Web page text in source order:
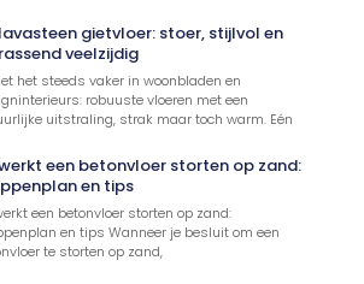
gietvloer: stoer, stijlvol en
veelzijdig
het steeds vaker in woonbladen en
robuuste vloeren met een
uitstraling, strak maar toch warm. Eén
een betonvloer storten op zand:
en tips
een betonvloer storten op zand:
en tips Wanneer je besluit om een
te storten op zand,